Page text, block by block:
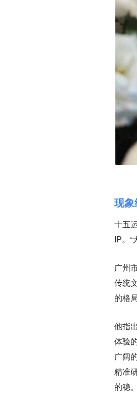
现
十五
IP。“
广州
传统
的格
他指
体验
广阔
精准
的稳。